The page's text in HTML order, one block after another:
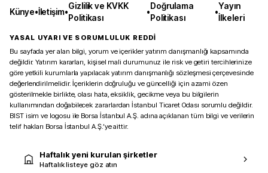
Künye•İletişim•
Gizlilik ve KVKK
Politikası
•
Doğrulama
Politikası
•
Yayın
İlkeleri
YASAL UYARI VE SORUMLULUK REDDİ
Bu sayfada yer alan bilgi, yorum ve içerikler yatırım danışmanlığı kapsamında
değildir. Yatırım kararları, kişisel mali durumunuz ile risk ve getiri tercihlerinize
göre yetkili kurumlarla yapılacak yatırım danışmanlığı sözleşmesi çerçevesinde
değerlendirilmelidir. İçeriklerin doğruluğu ve güncelliği için azami özen
gösterilmekle birlikte, olası hata, eksiklik, gecikme veya bu bilgilerin
kullanımından doğabilecek zararlardan İstanbul Ticaret Odası sorumlu değildir.
BIST isim ve logosu ile Borsa İstanbul A.Ş. adına açıklanan tüm bilgi ve verilerin
telif hakları Borsa İstanbul A.Ş.’ye aittir.
Haftalık yeni kurulan şirketler
Haftalık listeye göz atın